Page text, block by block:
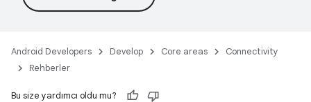
Android Developers Develop Core areas
Connectivity
Rehberler
Bu size yardımcı oldu mu?